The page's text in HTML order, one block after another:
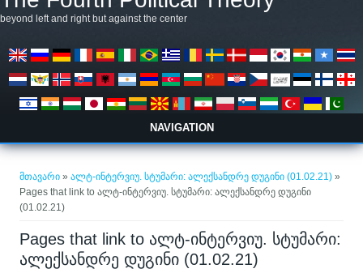
beyond left and right but against the center
NAVIGATION
მთავარი »ალტ-ინტერვიუ. სტუმარი: ალექსანდრე დუგინი (01.02.21) »
Pages that link to ალტ-ინტერვიუ. სტუმარი: ალექსანდრე დუგინი
(01.02.21)
Pages that link to ალტ-ინტერვიუ. სტუმარი:
ალექსანდრე დუგინი (01.02.21)